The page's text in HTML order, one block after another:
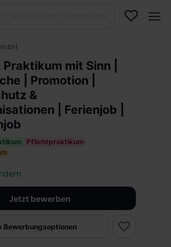
mit Sinn |
| Promotion |
&
| Ferienjob |
Pflichtpraktikum
Jetzt bewerben
Bewerbungsoptionen